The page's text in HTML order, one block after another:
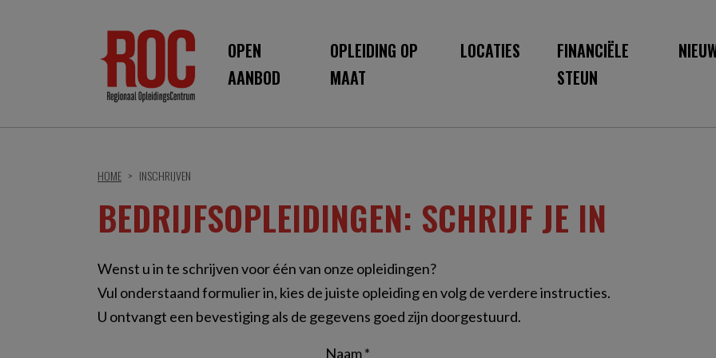
OPEN
AANBOD
OPLEIDING OP
MAAT
LOCATIES
FINANCIËLE
STEUN
HOME INSCHRIJVEN
BEDRIJFSOPLEIDINGEN: SCHRIJF JE IN
Wenst u in te schrijven voor één van onze opleidingen?
Vul onderstaand formulier in, kies de juiste opleiding en volg de verdere instructies.
U ontvangt een bevestiging als de gegevens goed zijn doorgestuurd.
Naam *